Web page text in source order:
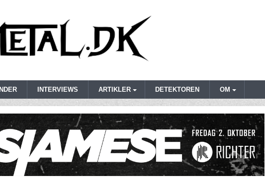
INTERVIEWS ARTIKLER DETEKTOREN OM